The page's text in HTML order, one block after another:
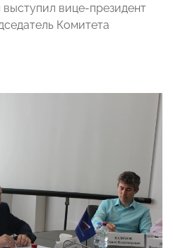
вице-президент
Комитета